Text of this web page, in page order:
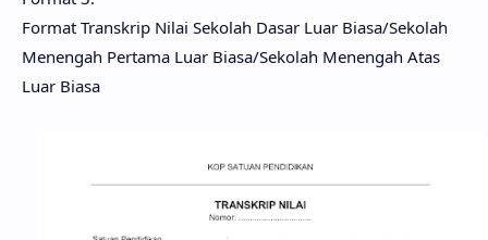
Format Transkrip Nilai Sekolah Dasar Luar Biasa/Sekolah
Menengah Pertama Luar Biasa/Sekolah Menengah Atas
Luar Biasa